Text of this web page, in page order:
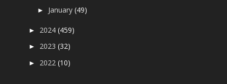
► January(49)
► 2024(459)
► 2023(32)
► 2022(10)